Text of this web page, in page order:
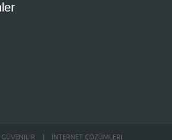
GÜVENILIR | İNTERNET ÇÖZÜMLERI